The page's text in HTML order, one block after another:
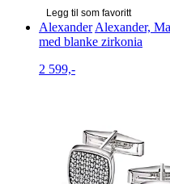
Legg til som favoritt
Alexander Alexander,
med blanke zirkonia
2 599,-